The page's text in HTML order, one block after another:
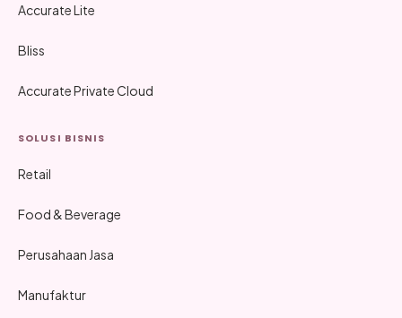
Accurate Lite
Bliss
Accurate Private Cloud
SOLUSI BISNIS
Retail
Food & Beverage
Perusahaan Jasa
Manufaktur